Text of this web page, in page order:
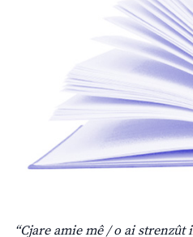
“Cjare amie mê / o ai